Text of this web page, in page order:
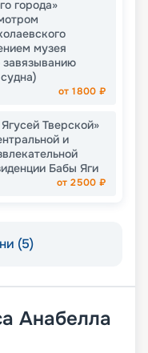
города»
музея
завязыванию
от1800 ₽
Тверской»
и
Бабы Яги
от2500 ₽
(5)
Анабелла